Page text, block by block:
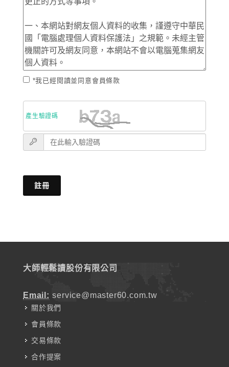
*我已經閱讀並同意會員條款
產生驗證碼
註冊
大師輕鬆讀股份有限公司
Email: service@master60.com.tw
關於我們
會員條款
交易條款
合作提案